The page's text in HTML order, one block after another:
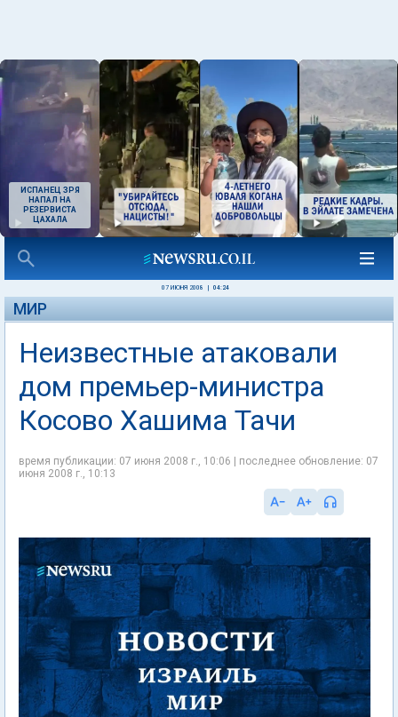
ИСПАНЕЦ ЗРЯ
НАПАЛ НА
РЕЗЕРВИСТА
ЦАХАЛА
07 ИЮНЯ 2008 04:24
МИР
Неизвестные атаковали
дом премьер-министра
Косово Хашима Тачи
время публикации: 07 июня 2008 г., 10:06 | последнее обновление: 07
июня 2008 г., 10:13